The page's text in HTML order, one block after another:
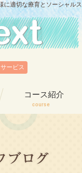
に適切な療育とソーシャル
ービス
コース紹介
course